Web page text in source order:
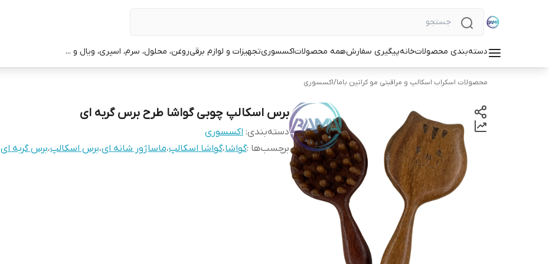
دسته‌بندی محصولاتخانهپیگیری سفارشهمه محصولاتاکسسوریتجهیزات و لوازم برقیروغن، محلول، سرم، اسپری، ویال و ...
محصولات اسکراب اسکالپ و مراقبتی مو کراتین باما/اکسسوری
برس اسکالپ چوبی گواشا طرح برس گربه ای
دسته‌بندی: اکسسوری
برچسب‌ها :گواشا،گواشا اسکالپ،ماساژور شانه ای،برس اسکالپ،برس گربه ای